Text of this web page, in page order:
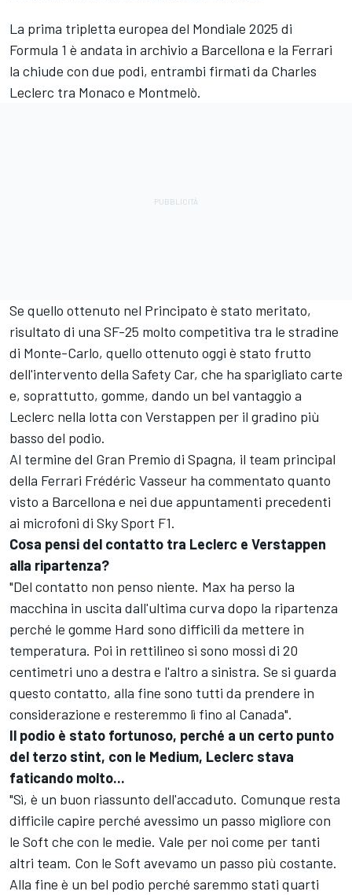
La prima tripletta europea del Mondiale 2025 di
Formula 1 è andata in archivio a Barcellona e la Ferrari
la chiude con due podi, entrambi firmati da Charles
Leclerc tra Monaco e Montmelò.
Se quello ottenuto nel Principato è stato meritato,
risultato di una SF-25 molto competitiva tra le stradine
di Monte-Carlo, quello ottenuto oggi è stato frutto
dell'intervento della Safety Car, che ha sparigliato carte
e, soprattutto, gomme, dando un bel vantaggio a
Leclerc nella lotta con Verstappen per il gradino più
basso del podio.
Al termine del Gran Premio di Spagna, il team principal
della Ferrari Frédéric Vasseur ha commentato quanto
visto a Barcellona e nei due appuntamenti precedenti
ai microfoni di Sky Sport F1.
Cosa pensi del contatto tra Leclerc e Verstappen
alla ripartenza?
"Del contatto non penso niente. Max ha perso la
macchina in uscita dall'ultima curva dopo la ripartenza
perché le gomme Hard sono difficili da mettere in
temperatura. Poi in rettilineo si sono mossi di 20
centimetri uno a destra e l'altro a sinistra. Se si guarda
questo contatto, alla fine sono tutti da prendere in
considerazione e resteremmo lì fino al Canada".
Il podio è stato fortunoso, perché a un certo punto
del terzo stint, con le Medium, Leclerc stava
faticando molto...
"Sì, è un buon riassunto dell'accaduto. Comunque resta
difficile capire perché avessimo un passo migliore con
le Soft che con le medie. Vale per noi come per tanti
altri team. Con le Soft avevamo un passo più costante.
Alla fine è un bel podio perché saremmo stati quarti